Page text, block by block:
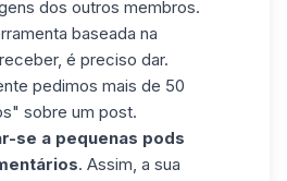
dos outros membros.
baseada na
é preciso dar.
pedimos mais de 50
sobre um post.
se a pequenas pods
. Assim, a sua